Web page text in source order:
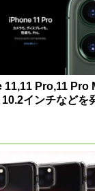
Pro,11 Pro
インチなどを